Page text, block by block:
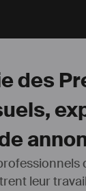
des
leur